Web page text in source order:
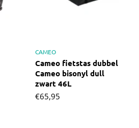
CAMEO
Cameo fietstas dubbel
Cameo bisonyl dull
zwart 46L
€65,95